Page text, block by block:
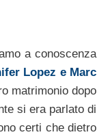
a conoscenza
Lopez e Marc
matrimonio dopo
si era parlato di
certi che dietro